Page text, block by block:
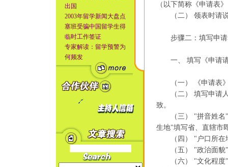
出国
2003年留学新闻大盘点
塞班受骗中国留学生得
临时工作签证
专家解读：留学预警为
何频发
（以下简称《申请表
（二） 领表时请说
步骤二：填写申请
一、 填写《申请请
（一） 《申请表》
（二） 填写申请人
致。
（三） "拼音姓名"
生地"填写省、直辖市
（四） "户口所在地
（五） "政治面貌"
（六） "文化程度"